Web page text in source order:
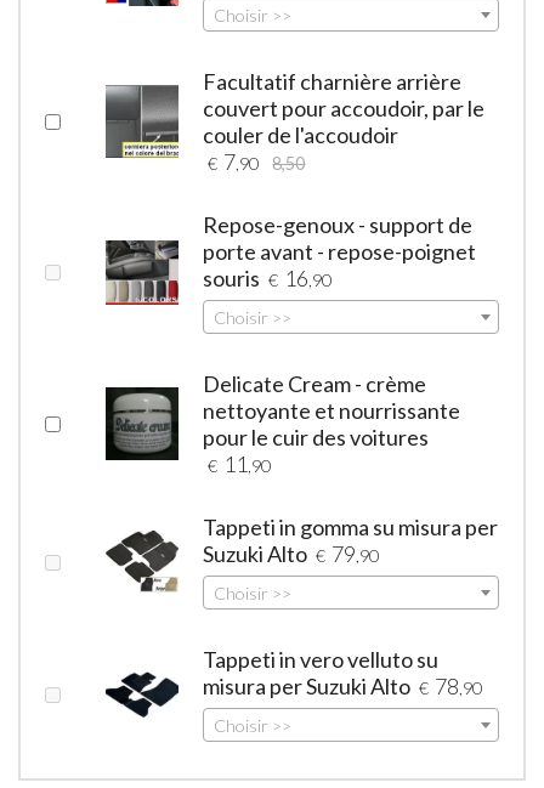
Choisir >>
Facultatif charnière arrière
couvert pour accoudoir, par le
couler de l'accoudoir
€ 7 ,90 8,50
Repose-genoux - support de
porte avant - repose-poignet
souris € 16 ,90
Choisir >>
Delicate Cream - crème
nettoyante et nourrissante
pour le cuir des voitures
€ 11 ,90
Tappeti in gomma su misura per
Suzuki Alto € 79 ,90
Choisir >>
Tappeti in vero velluto su
misura per Suzuki Alto € 78 ,90
Choisir >>